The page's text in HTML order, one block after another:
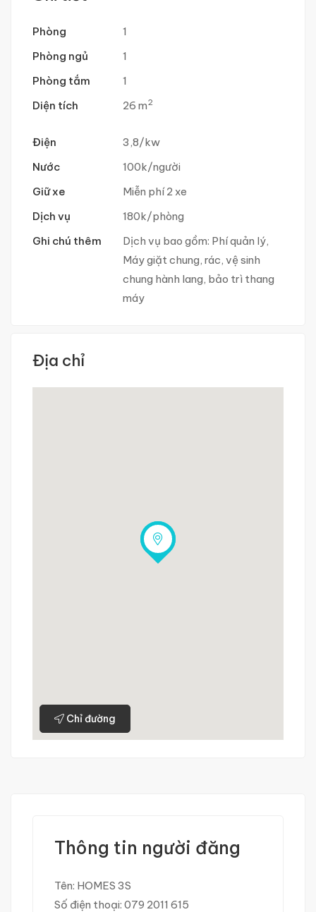
Phòng
1
Phòng ngủ
1
Phòng tắm
1
Diện tích
26 m2
Điện
3,8/kw
Nước
100k/người
Giữ xe
Miễn phí 2 xe
Dịch vụ
180k/phòng
Ghi chú thêm
Dịch vụ bao gồm: Phí quản lý,
Máy giặt chung, rác, vệ sinh
chung hành lang, bảo trì thang
máy
Địa chỉ
Chỉ đường
Thông tin người đăng
Tên: HOMES 3S
Số điện thoại: 079 2011 615